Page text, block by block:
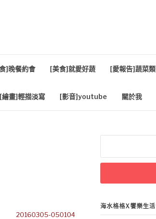
]晚餐約會 [美食]就愛好蔬 [愛報告]蔬菜類
[繪畫]輕描淡寫 [影音]youtube 關於我
20160305-050104
關
字:
海水格格X饗樂生活